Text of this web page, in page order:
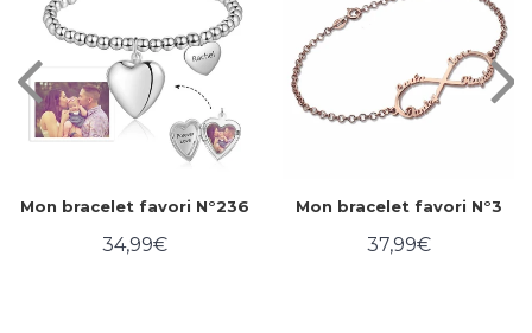
Mon bracelet favori N°236
Prix
34,99€34,99€
Mon bracelet favori N°3
Prix
37,99€